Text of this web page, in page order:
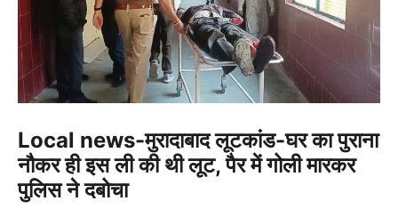
Local news-मुरादाबाद लूटकांड-घर का पुराना
नौकर ही इस ली की थी लूट, पैर में गोली मारकर
पुलिस ने दबोचा